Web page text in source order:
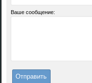
Ваше сообщение: